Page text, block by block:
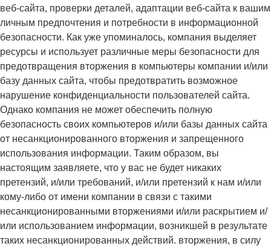
веб-сайта, проверки деталей, адаптации веб-сайта к вашим
личным предпочтения и потребности в информационной
безопасности. Как уже упоминалось, компания выделяет
ресурсы и использует различные меры безопасности для
предотвращения вторжения в компьютеры компании и/или
базу данных сайта, чтобы предотвратить возможное
нарушение конфиденциальности пользователей сайта.
Однако компания не может обеспечить полную
безопасность своих компьютеров и/или базы данных сайта
от несанкционированного вторжения и запрещенного
использования информации. Таким образом, вы
настоящим заявляете, что у вас не будет никаких
претензий, и/или требований, и/или претензий к нам и/или
кому-либо от имени компании в связи с такими
несанкционированными вторжениями и/или раскрытием и/
или использованием информации, возникшей в результате
таких несанкционированных действий. вторжения, в силу